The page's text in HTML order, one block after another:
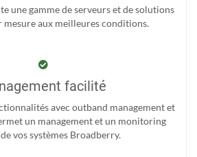
une gamme de serveurs et de solutions
mesure aux meilleures conditions.
facilité
avec outband management et
un management et un monitoring
vos systèmes Broadberry.